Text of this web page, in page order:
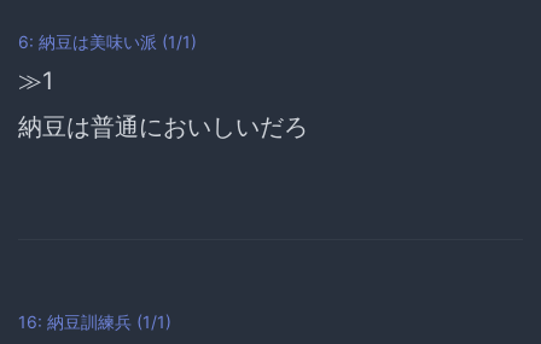
6: 納豆は美味い派 (1/1)
≫1
納豆は普通においしいだろ
16: 納豆訓練兵 (1/1)